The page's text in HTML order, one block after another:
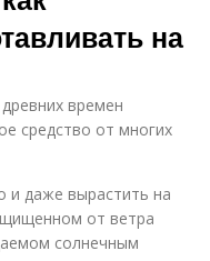
на
времен
средство от многих
и даже вырастить на
от ветра
солнечным